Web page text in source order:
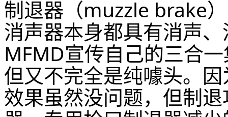
制退器（muzzle brake
消声器本身都具有消声
MFMD宣传自己的三合
但又不完全是纯噱头。
效果虽然没问题，但制